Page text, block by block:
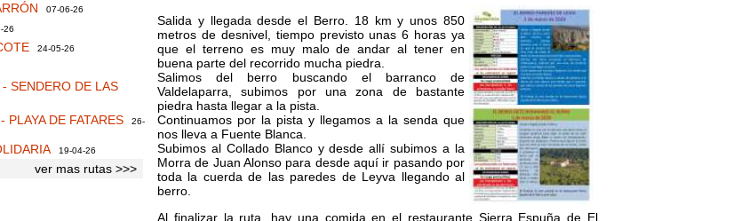
07-06-26
26
24-05-26
SENDERO DE LAS
PLAYA DE FATARES 26-
19-04-26
ver mas rutas >>>
Salida y llegada desde el Berro. 18 km y unos 850
metros de desnivel, tiempo previsto unas 6 horas ya
que el terreno es muy malo de andar al tener en
buena parte del recorrido mucha piedra.
Salimos del berro buscando el barranco de
Valdelaparra, subimos por una zona de bastante
piedra hasta llegar a la pista.
Continuamos por la pista y llegamos a la senda que
nos lleva a Fuente Blanca.
Subimos al Collado Blanco y desde allí subimos a la
Morra de Juan Alonso para desde aquí ir pasando por
toda la cuerda de las paredes de Leyva llegando al
berro.
Al finalizar la ruta, hay una comida en el restaurante Sierra Espuña de El